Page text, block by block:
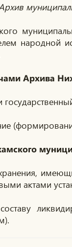
народной
Архива
актами